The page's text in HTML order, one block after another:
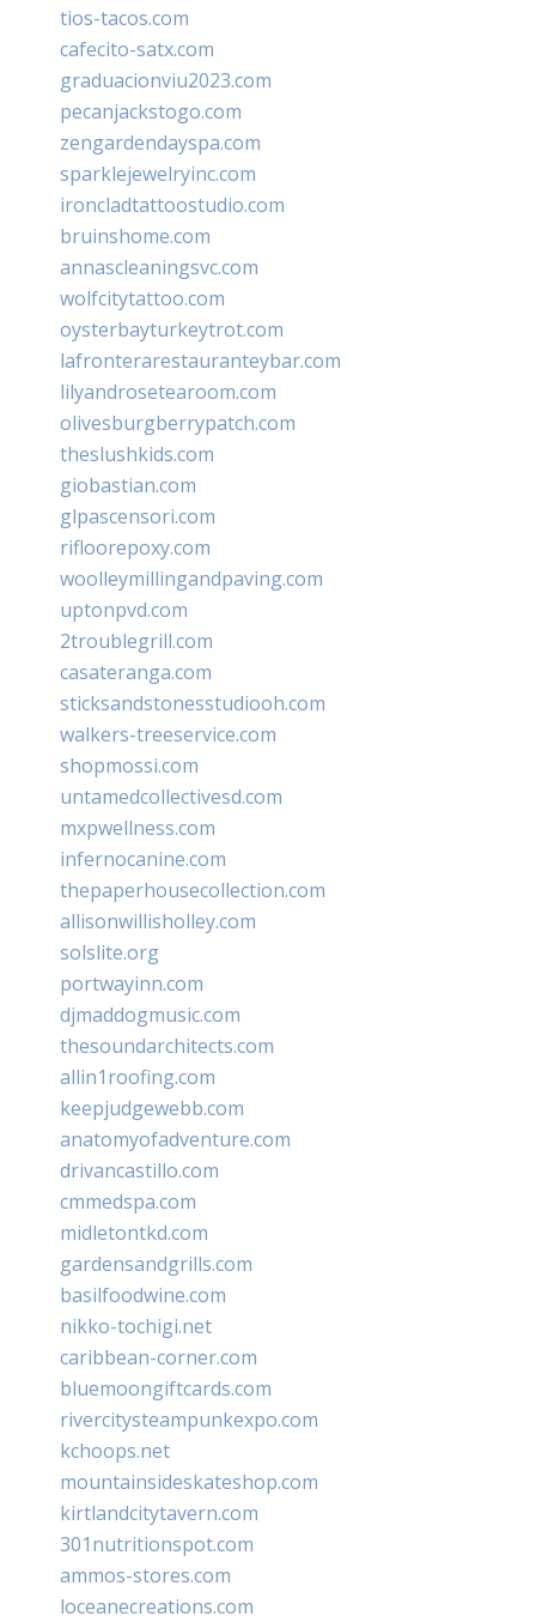
tios-tacos.com
cafecito-satx.com
graduacionviu2023.com
pecanjackstogo.com
zengardendayspa.com
sparklejewelryinc.com
ironcladtattoostudio.com
bruinshome.com
annascleaningsvc.com
wolfcitytattoo.com
oysterbayturkeytrot.com
lafronterarestauranteybar.com
lilyandrosetearoom.com
olivesburgberrypatch.com
theslushkids.com
giobastian.com
glpascensori.com
rifloorepoxy.com
woolleymillingandpaving.com
uptonpvd.com
2troublegrill.com
casateranga.com
sticksandstonesstudiooh.com
walkers-treeservice.com
shopmossi.com
untamedcollectivesd.com
mxpwellness.com
infernocanine.com
thepaperhousecollection.com
allisonwillisholley.com
solslite.org
portwayinn.com
djmaddogmusic.com
thesoundarchitects.com
allin1roofing.com
keepjudgewebb.com
anatomyofadventure.com
drivancastillo.com
cmmedspa.com
midletontkd.com
gardensandgrills.com
basilfoodwine.com
nikko-tochigi.net
caribbean-corner.com
bluemoongiftcards.com
rivercitysteampunkexpo.com
kchoops.net
mountainsideskateshop.com
kirtlandcitytavern.com
301nutritionspot.com
ammos-stores.com
loceanecreations.com